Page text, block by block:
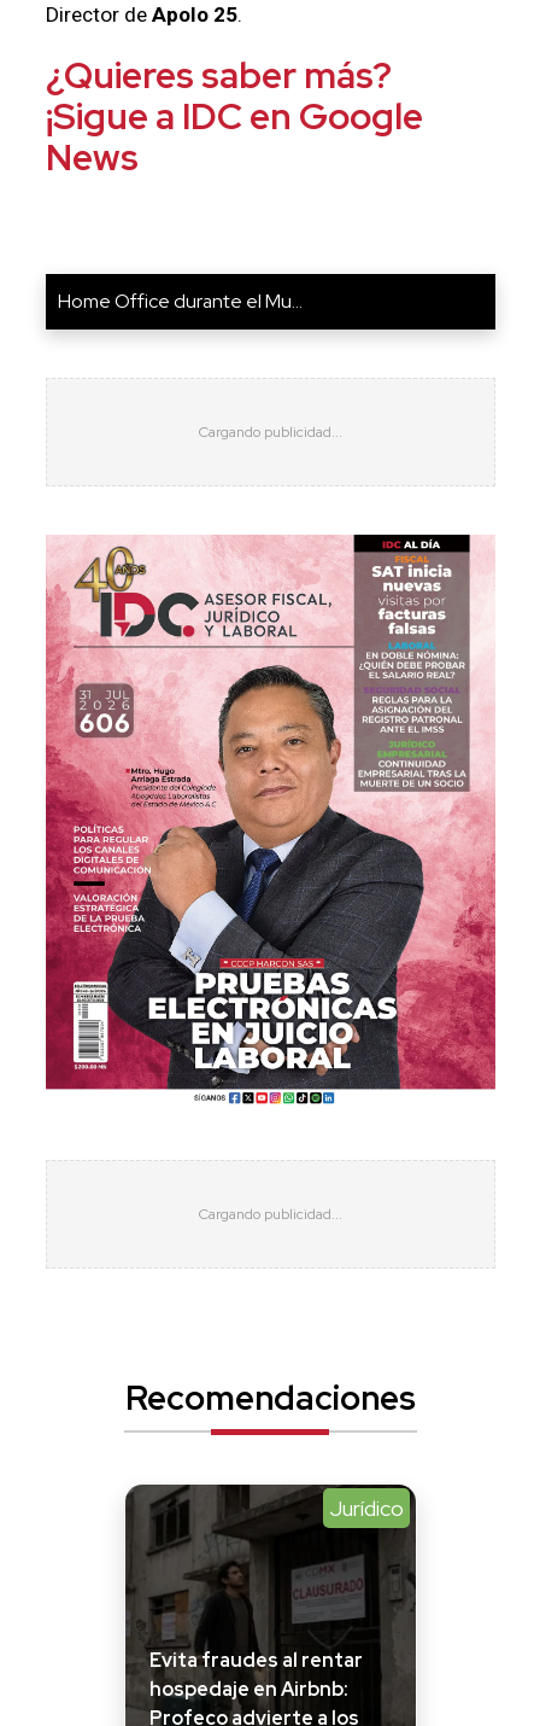
Director de Apolo 25.
¿Quieres saber más?
¡Sigue a IDCen Google
News
Home Office durante el Mu...
Recomendaciones
Jurídico
Evita fraudes al rentar
hospedaje en Airbnb:
Profeco advierte a los